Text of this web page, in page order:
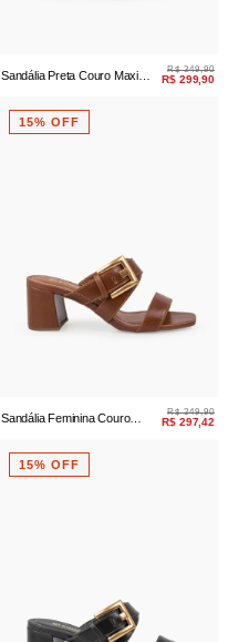
Sandália Preta Couro Maxi
R$ 349,90
R$ 299,90
15% OFF
Sandália Feminina Couro
R$ 349,90
R$ 297,42
15% OFF